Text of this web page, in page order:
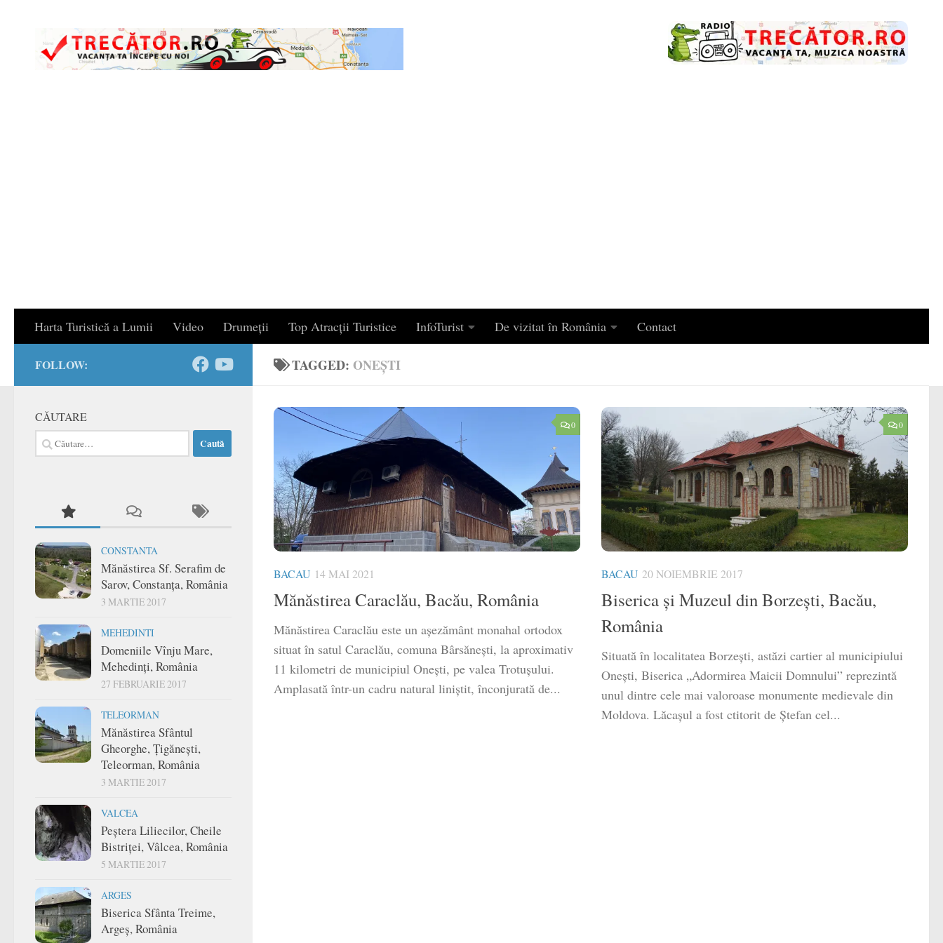
Harta Turistică a Lumii Video Drumeții Top Atracții Turistice InfoTurist De vizitat în România Contact
TAGGED:ONEȘTI
0
BACAU 14 MAI 2021
Mănăstirea Caraclău, Bacău, România
Mănăstirea Caraclău este un așezământ monahal ortodox
situat în satul Caraclău, comuna Bârsănești, la aproximativ
11 kilometri de municipiul Onești, pe valea Trotușului.
Amplasată într-un cadru natural liniștit, înconjurată de...
0
BACAU 20 NOIEMBRIE 2017
Biserica și Muzeul din Borzești, Bacău,
România
Situată în localitatea Borzești, astăzi cartier al municipiului
Onești, Biserica „Adormirea Maicii Domnului” reprezintă
unul dintre cele mai valoroase monumente medievale din
Moldova. Lăcașul a fost ctitorit de Ștefan cel...
FOLLOW:
CĂUTARE
Caută
după:
CONSTANTA
Mănăstirea Sf. Serafim de
Sarov, Constanța, România
3 MARTIE 2017
MEHEDINTI
Domeniile Vînju Mare,
Mehedinți, România
27 FEBRUARIE 2017
TELEORMAN
Mănăstirea Sfântul
Gheorghe, Țigănești,
Teleorman, România
3 MARTIE 2017
VALCEA
Peștera Liliecilor, Cheile
Bistriței, Vâlcea, România
5 MARTIE 2017
ARGES
Biserica Sfânta Treime,
Argeș, România